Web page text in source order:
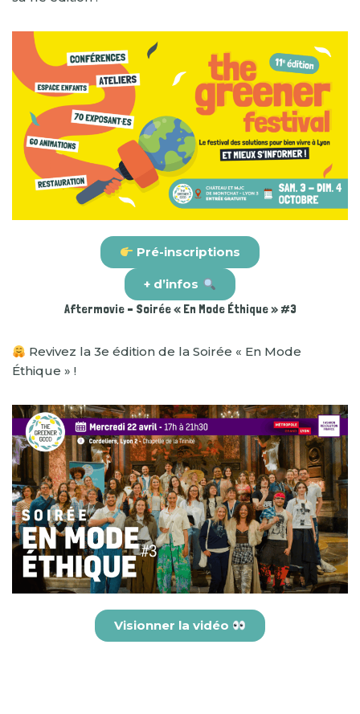
Pré-inscriptions
+ d’infos
Aftermovie – Soirée « En Mode Éthique » #3
Revivez la 3e édition de la Soirée « En Mode
Éthique » !
Visionner la vidéo